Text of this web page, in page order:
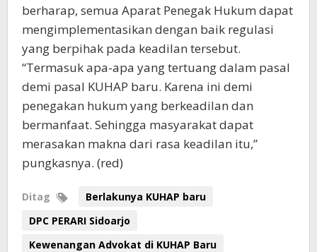
berharap, semua Aparat Penegak Hukum dapat
mengimplementasikan dengan baik regulasi
yang berpihak pada keadilan tersebut.
“Termasuk apa-apa yang tertuang dalam pasal
demi pasal KUHAP baru. Karena ini demi
penegakan hukum yang berkeadilan dan
bermanfaat. Sehingga masyarakat dapat
merasakan makna dari rasa keadilan itu,”
pungkasnya. (red)
Ditag
Berlakunya KUHAP baru
DPC PERARI Sidoarjo
Kewenangan Advokat di KUHAP Baru